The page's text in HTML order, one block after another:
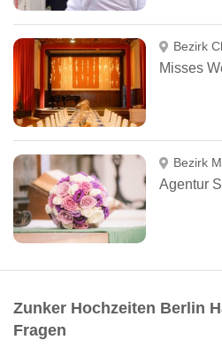
Bezirk
Bezirk
Agentur
Zunker Hochzeiten Berlin
Fragen